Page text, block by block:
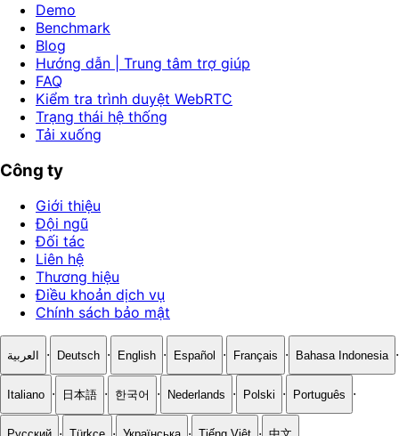
Demo
Benchmark
Blog
Hướng dẫn | Trung tâm trợ giúp
FAQ
Kiểm tra trình duyệt WebRTC
Trạng thái hệ thống
Tải xuống
Công ty
Giới thiệu
Đội ngũ
Đối tác
Liên hệ
Thương hiệu
Điều khoản dịch vụ
Chính sách bảo mật
العربية · Deutsch · English · Español · Français · Bahasa Indonesia ·
Italiano · 日本語 · 한국어 · Nederlands · Polski · Português ·